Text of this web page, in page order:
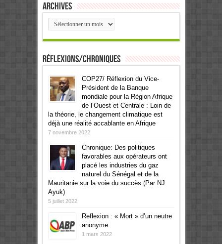
Archives
Archives
Réflexions/Chroniques
COP27/ Réflexion du Vice-
Président de la Banque
mondiale pour la Région Afrique
de l’Ouest et Centrale : Loin de
la théorie, le changement climatique est
déjà une réalité accablante en Afrique
7 novembre 2022
Chronique: Des politiques
favorables aux opérateurs ont
placé les industries du gaz
naturel du Sénégal et de la
Mauritanie sur la voie du succès (Par NJ
Ayuk)
5 juillet 2022
Reflexion : « Mort » d’un neutre
anonyme
1 mars 2022